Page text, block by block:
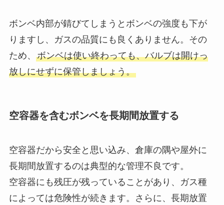
ボンベ内部が錆びてしまうとボンベの強度も下が
りますし、ガスの品質にも良くありません。その
ため、 ボンベは使い終わっても、バルブは開けっ
放しにせずに保管しましょう。
空容器を含むボンベを長期間放置する
空容器だから安全と思い込み、倉庫の隅や屋外に
長期間放置するのは典型的な管理不良です。
空容器にも残圧が残っていることがあり、ガス種
によっては危険性が続きます。さらに、長期放置